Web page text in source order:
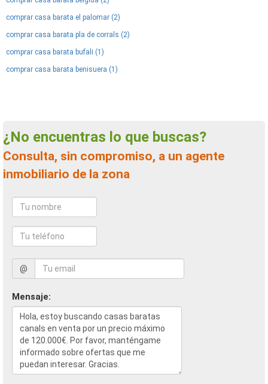
comprar casa barata el palomar (2)
comprar casa barata pla de corrals (2)
comprar casa barata bufali (1)
comprar casa barata benisuera (1)
¿No encuentras lo que buscas?
Consulta, sin compromiso, a un agente
inmobiliario de la zona
@
Mensaje: